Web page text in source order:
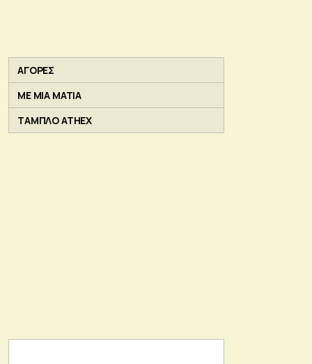
ΑΓΟΡΕΣ
ΜΕ ΜΙΑ ΜΑΤΙΑ
ΤΑΜΠΛΟ ATHEX